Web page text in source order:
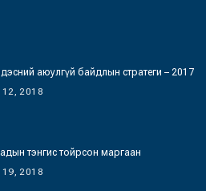
аюулгүй байдлын стратеги – 2017
2018
тэнгис тойрсон маргаан
2018